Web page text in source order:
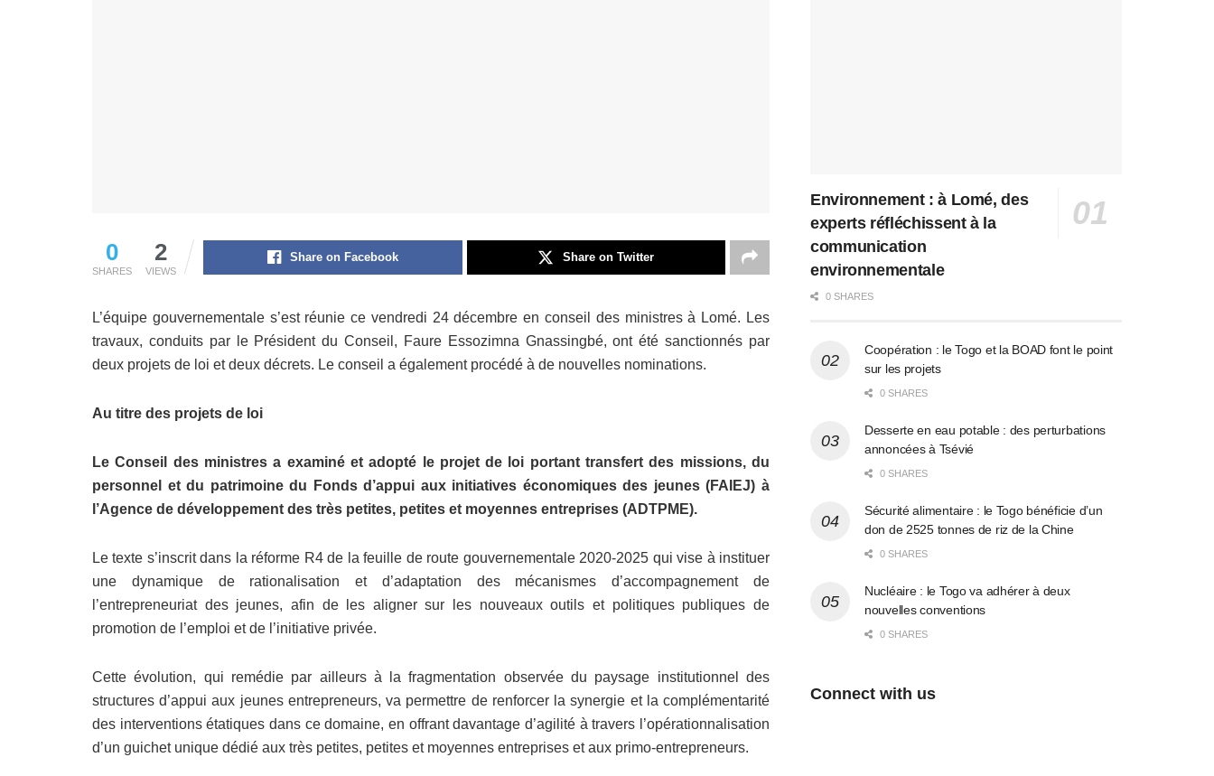
0
SHARES
2
VIEWS
Share on Facebook Share on Twitter
L’équipe gouvernementale s’est réunie ce vendredi 24 décembre en conseil des ministres à Lomé. Les
travaux, conduits par le Président du Conseil, Faure Essozimna Gnassingbé, ont été sanctionnés par
deux projets de loi et deux décrets. Le conseil a également procédé à de nouvelles nominations.
Au titre des projets de loi
Le Conseil des ministres a examiné et adopté le projet de loi portant transfert des missions, du
personnel et du patrimoine du Fonds d’appui aux initiatives économiques des jeunes (FAIEJ) à
l’Agence de développement des très petites, petites et moyennes entreprises (ADTPME).
Le texte s’inscrit dans la réforme R4 de la feuille de route gouvernementale 2020-2025 qui vise à instituer
une dynamique de rationalisation et d’adaptation des mécanismes d’accompagnement de
l’entrepreneuriat des jeunes, afin de les aligner sur les nouveaux outils et politiques publiques de
promotion de l’emploi et de l’initiative privée.
Cette évolution, qui remédie par ailleurs à la fragmentation observée du paysage institutionnel des
structures d’appui aux jeunes entrepreneurs, va permettre de renforcer la synergie et la complémentarité
des interventions étatiques dans ce domaine, en offrant davantage d’agilité à travers l’opérationnalisation
d’un guichet unique dédié aux très petites, petites et moyennes entreprises et aux primo-entrepreneurs.
Environnement : à Lomé, des
experts réfléchissent à la
communication
environnementale
0 SHARES
Coopération : le Togo et la BOAD font le point
sur les projets
0 SHARES
Desserte en eau potable : des perturbations
annoncées à Tsévié
0 SHARES
Sécurité alimentaire : le Togo bénéficie d’un
don de 2525 tonnes de riz de la Chine
0 SHARES
Nucléaire : le Togo va adhérer à deux
nouvelles conventions
0 SHARES
Connect with us